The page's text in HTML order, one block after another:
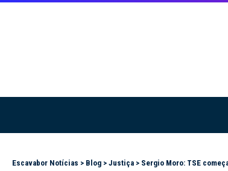
Escavabor Notícias > Blog > Justiça > Sergio Moro: TSE